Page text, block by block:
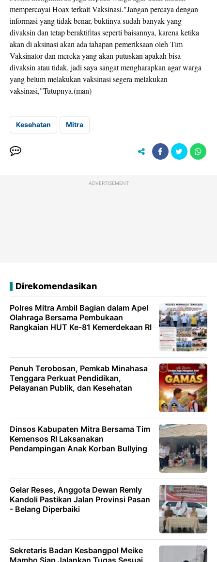
mempercayai Hoax terkait Vaksinasi."Jangan percaya dengan
informasi yang tidak benar, buktinya sudah banyak yang
divaksin dan tetap beraktifitas seperti baisannya, karena ketika
akan di aksinasi akan ada tahapan pemeriksaan oleh Tim
Vaksinator dan mereka yang akan putuskan apakah bisa
divaksin atau tidak, jadi saya sangat mengharapkan agar warga
yang belum melakukan vaksinasi segera melakukan
vaksinasi,"Tutupnya.(man)
Kesehatan Mitra
ADVERTISEMENT
Direkomendasikan
Polres Mitra Ambil Bagian dalam Apel
Olahraga Bersama Pembukaan
Rangkaian HUT Ke-81 Kemerdekaan RI
Penuh Terobosan, Pemkab Minahasa
Tenggara Perkuat Pendidikan,
Pelayanan Publik, dan Kesehatan
Dinsos Kabupaten Mitra Bersama Tim
Kemensos RI Laksanakan
Pendampingan Anak Korban Bullying
Gelar Reses, Anggota Dewan Remly
Kandoli Pastikan Jalan Provinsi Pasan
- Belang Diperbaiki
Sekretaris Badan Kesbangpol Meike
Mambo Siap Jalankan Tugas Sesuai